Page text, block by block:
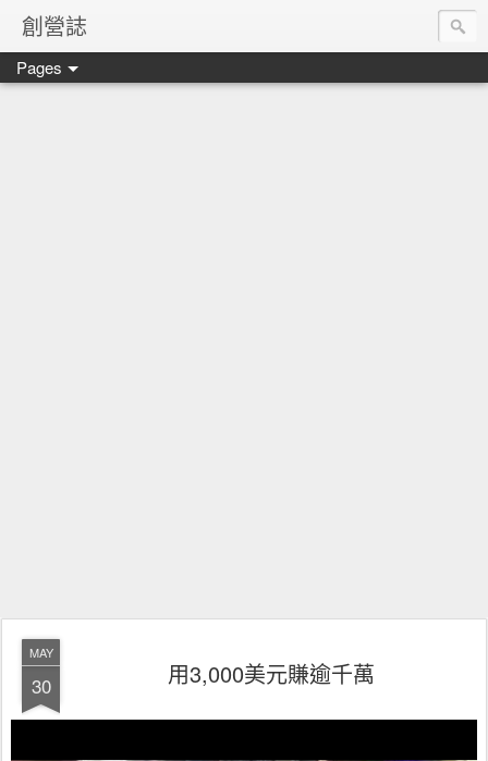
創營誌
Pages
MAY
30 用3,000美元賺逾千萬